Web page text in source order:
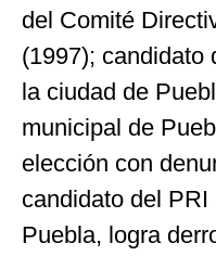
del Comité
(1997); candidato
la ciudad de
municipal de
elección con
candidato del
Puebla, logra